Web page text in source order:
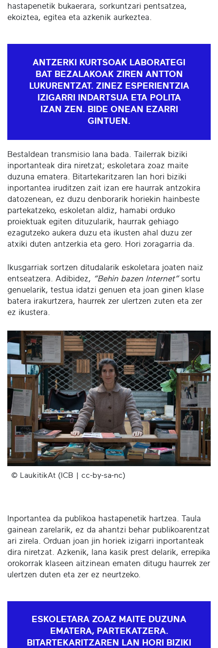
hastapenetik bukaerara, sorkuntzari pentsatzea,
ekoiztea, egitea eta azkenik aurkeztea.
ANTZERKI KURTSOAK LABORATEGI
BAT BEZALAKOAK ZIREN ANTTON
LUKURENTZAT. ZINEZ ESPERIENTZIA
IZIGARRI INDARTSUA ETA POLITA
IZAN ZEN. BIDE ONEAN EZARRI
GINTUEN.
Bestaldean transmisio lana bada. Tailerrak biziki
inportanteak dira niretzat; eskoletara zoaz maite
duzuna ematera. Bitartekaritzaren lan hori biziki
inportantea iruditzen zait izan ere haurrak antzokira
datozenean, ez duzu denborarik horiekin hainbeste
partekatzeko, eskoletan aldiz, hamabi orduko
proiektuak egiten dituzularik, haurrak gehiago
ezagutzeko aukera duzu eta ikusten ahal duzu zer
atxiki duten antzerkia eta gero. Hori zoragarria da.
Ikusgarriak sortzen ditudalarik eskoletara joaten naiz
entseatzera. Adibidez, “Behin bazen Internet”sortu
genuelarik, testua idatzi genuen eta joan ginen klase
batera irakurtzera, haurrek zer ulertzen zuten eta zer
ez ikustera.
© LaukitikAt (ICB | cc-by-sa-nc)
Inportantea da publikoa hastapenetik hartzea. Taula
gainean zarelarik, ez da ahantzi behar publikoarentzat
ari zirela. Orduan joan jin horiek izigarri inportanteak
dira niretzat. Azkenik, lana kasik prest delarik, errepika
orokorrak klaseen aitzinean ematen ditugu haurrek zer
ulertzen duten eta zer ez neurtzeko.
ESKOLETARA ZOAZ MAITE DUZUNA
EMATERA, PARTEKATZERA.
BITARTEKARITZAREN LAN HORI BIZIKI